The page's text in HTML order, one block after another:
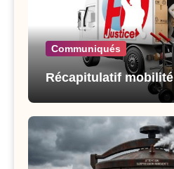
Communiqués
Récapitulatif